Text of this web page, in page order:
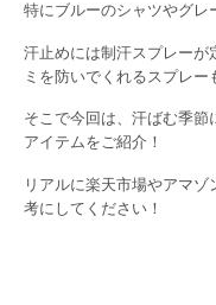
特にブルーのシャツやグレ
汗止めには制汗スプレーが
ミを防いでくれるスプレー
そこで今回は、汗ばむ季
アイテムをご紹介！
リアルに楽天市場やアマ
考にしてください！